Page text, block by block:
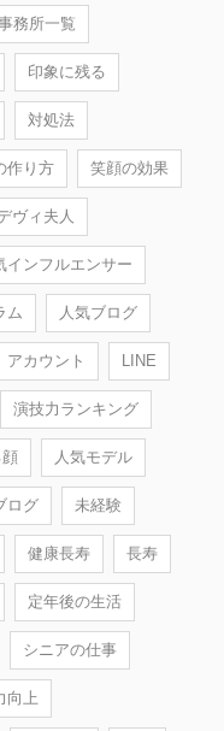
務所一覧
印象に残る
対処法
作り方 笑顔の効果
ヴィ夫人
インフルエンサー
ム 人気ブログ
アカウント LINE
演技力ランキング
人気モデル
ログ 未経験
健康長寿 長寿
定年後の生活
シニアの仕事
向上